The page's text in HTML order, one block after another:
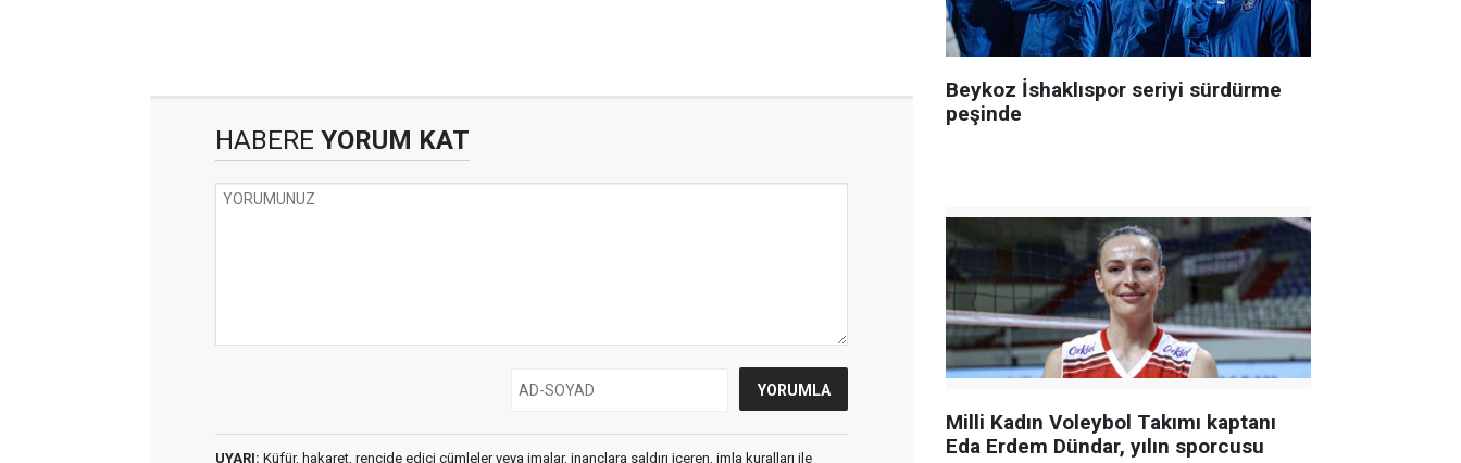
HABERE YORUM KAT
UYARI: Küfür, hakaret, rencide edici cümleler veya imalar, inançlara saldırı içeren, imla kuralları ile
Beykoz İshaklıspor seriyi sürdürme
peşinde
Milli Kadın Voleybol Takımı kaptanı
Eda Erdem Dündar, yılın sporcusu